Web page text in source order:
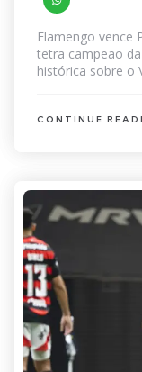
Flamengo vence
tetra campeão
histórica sobre o
CONTINUE